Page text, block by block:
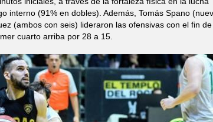
interno (91% en dobles). Además, Tomás Spano
(ambos con seis) lideraron las ofensivas con el fin
cuarto arriba por 28 a 15.